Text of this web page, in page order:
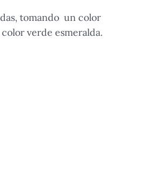
tomando un color
verde esmeralda.